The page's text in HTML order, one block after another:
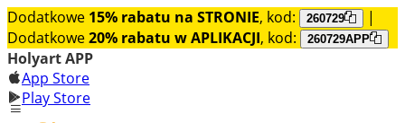
Dodatkowe 15% rabatu na STRONIE, kod: 260729
|
Dodatkowe20% rabatu w APLIKACJI, kod: 260729APP
Holyart APP
App Store
Play Store